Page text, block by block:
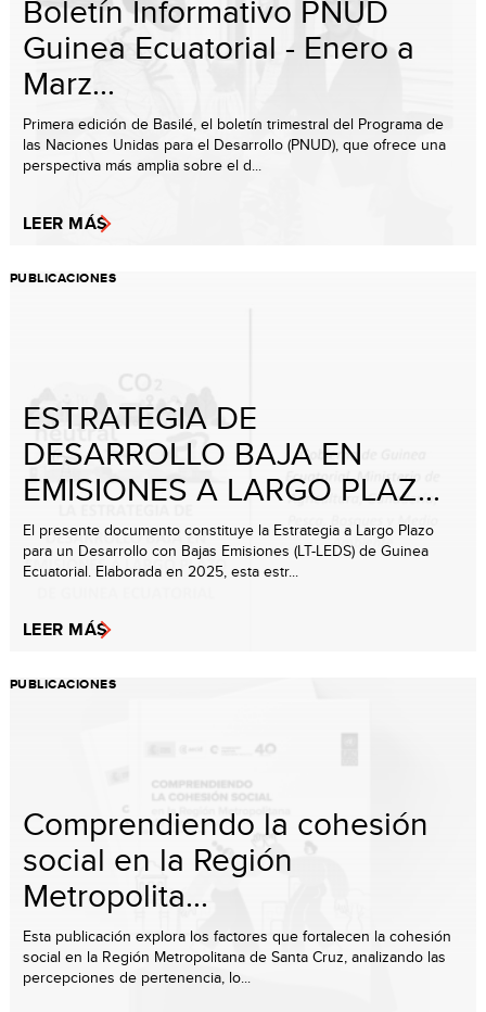
Boletín Informativo PNUD
Guinea Ecuatorial - Enero a
Marz...
Primera edición de Basilé, el boletín trimestral del Programa de
las Naciones Unidas para el Desarrollo (PNUD), que ofrece una
perspectiva más amplia sobre el d...
LEER MÁS
PUBLICACIONES
ESTRATEGIA DE
DESARROLLO BAJA EN
EMISIONES A LARGO PLAZ...
El presente documento constituye la Estrategia a Largo Plazo
para un Desarrollo con Bajas Emisiones (LT-LEDS) de Guinea
Ecuatorial. Elaborada en 2025, esta estr...
LEER MÁS
PUBLICACIONES
Comprendiendo la cohesión
social en la Región
Metropolita...
Esta publicación explora los factores que fortalecen la cohesión
social en la Región Metropolitana de Santa Cruz, analizando las
percepciones de pertenencia, lo...